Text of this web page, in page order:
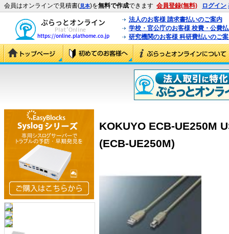
会員はオンラインで見積書(見本)を無料で作成できます 会員登録(無料) ログイン
法人のお客様 請求書払いのご案内
学校・官公庁のお客様 校費・公費
研究機関のお客様 科研費払いのご
KOKUYO ECB-UE250M
(ECB-UE250M)